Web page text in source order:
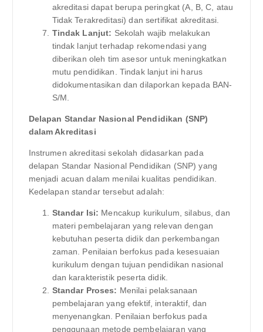
akreditasi dapat berupa peringkat (A, B, C, atau
Tidak Terakreditasi) dan sertifikat akreditasi.
Tindak Lanjut: Sekolah wajib melakukan
tindak lanjut terhadap rekomendasi yang
diberikan oleh tim asesor untuk meningkatkan
mutu pendidikan. Tindak lanjut ini harus
didokumentasikan dan dilaporkan kepada BAN-
S/M.
Delapan Standar Nasional Pendidikan (SNP)
dalam Akreditasi
Instrumen akreditasi sekolah didasarkan pada
delapan Standar Nasional Pendidikan (SNP) yang
menjadi acuan dalam menilai kualitas pendidikan.
Kedelapan standar tersebut adalah:
Standar Isi: Mencakup kurikulum, silabus, dan
materi pembelajaran yang relevan dengan
kebutuhan peserta didik dan perkembangan
zaman. Penilaian berfokus pada kesesuaian
kurikulum dengan tujuan pendidikan nasional
dan karakteristik peserta didik.
Standar Proses: Menilai pelaksanaan
pembelajaran yang efektif, interaktif, dan
menyenangkan. Penilaian berfokus pada
penggunaan metode pembelajaran yang